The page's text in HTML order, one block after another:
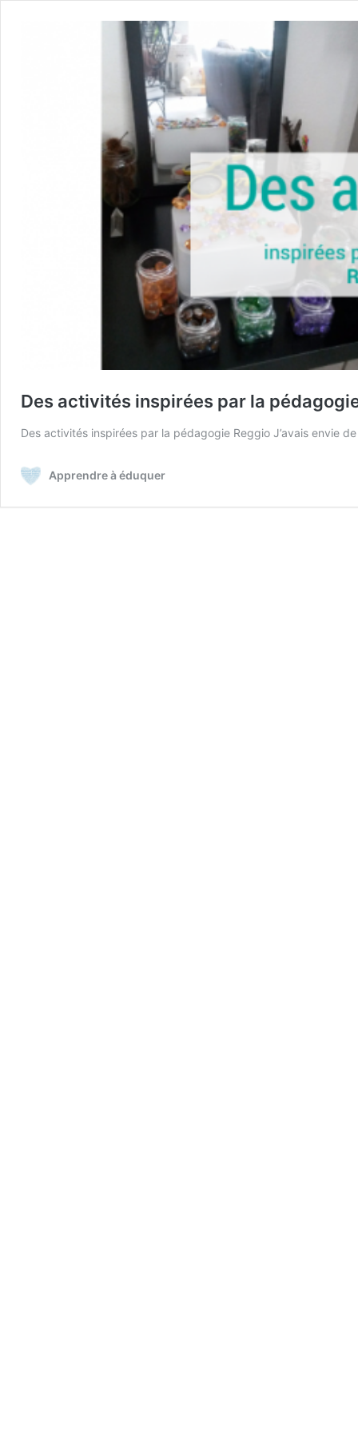
Des activités inspirées par la
Des activités inspirées par la pédagogie Reggio J’avais envie
Apprendre à éduquer